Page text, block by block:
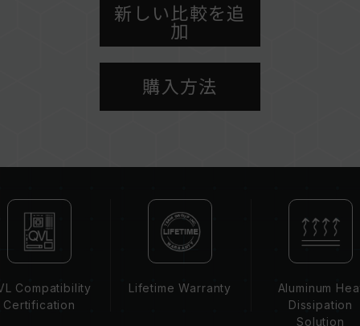
互換性チェック
」ページにてご確認ください。
メモリを購入する前に、マザーボードメーカーの
QVL（互換性リスト）をご参照ください。
メモリの最大動作周波数は、システムのBIOS設
定、マザーボード、およびCPUの互換性によって
ーは互換性検証を通じてされます。異なるセット
なったり、起動に失敗したりする可能性がありま
す。
CPUのメモリコントローラー（IMC）の性能
（Performance）と現在使用しているマザーボ
に影響を与える可能性があります。
XMP 2.0（Intel）を有効にしない場合、メモリ
新しい比較を追
加
購入方法
Compatibility
Certification
Lifetime Warranty
Aluminum
Dissipation
Solution